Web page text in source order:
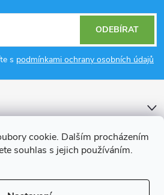
cookie. Dalším procházením
souhlas s jejich používáním.
s podmínkami ochrany osobních údajů
ODEBÍRAT